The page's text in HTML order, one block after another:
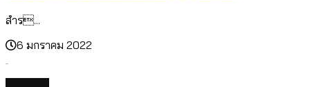
สำร...
6 มกราคม 2022